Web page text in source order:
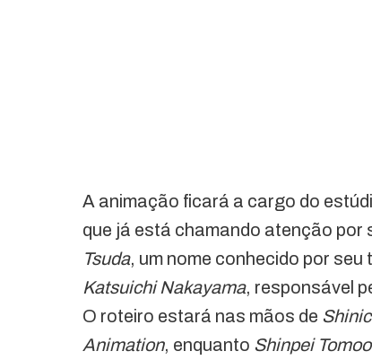
A animação ficará a cargo do
que já está chamando atenção por
Tsuda, um nome conhecido por seu
Katsuichi Nakayama, responsável
O roteiro estará nas mãos de
Animation, enquanto Shinpei